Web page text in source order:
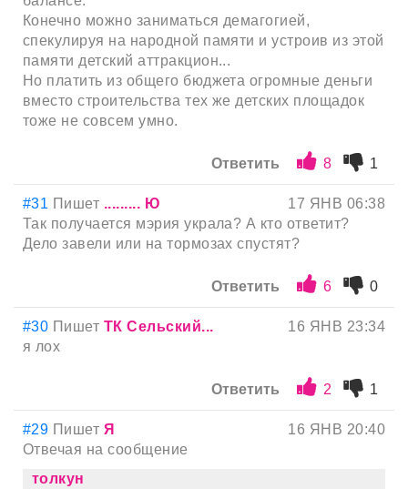
Конечно можно заниматься демагогией,
спекулируя на народной памяти и устроив из этой
памяти детский аттракцион...
Но платить из общего бюджета огромные деньги
вместо строительства тех же детских площадок
тоже не совсем умно.
Ответить 8 1
#31 Пишет ......... Ю
17 ЯНВ 06:38
Так получается мэрия украла? А кто ответит?
Дело завели или на тормозах спустят?
Ответить 6 0
#30 Пишет ТК Сельский...
16 ЯНВ 23:34
я лох
Ответить 2 1
#29 Пишет Я
16 ЯНВ 20:40
Отвечая на сообщение
толкун